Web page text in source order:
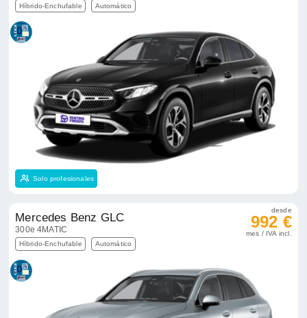
Híbrido-Enchufable Automático
Solo profesionales
Mercedes Benz GLC
300e 4MATIC
Híbrido-Enchufable Automático
desde
992 €
mes / IVA incl.